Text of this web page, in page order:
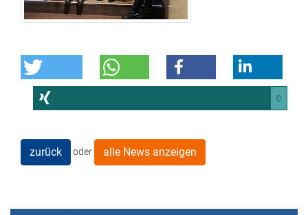
0
zurück oder alle News anzeigen